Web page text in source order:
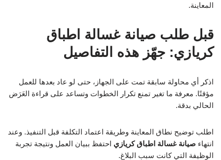
المعاينة.
قبل طلب صيانة غسالة اطباق
كريازي: جهّز هذه التفاصيل
اذكر أي محاولة سابقة تمت على الجهاز، حتى لو عاد بعدها للعمل
مؤقتًا. معرفة ما تغير تمنع تكرار الخطوات وتساعد على قراءة العَرَض
الحالي بدقة.
اطلب توضيح نطاق المعاينة وطريقة اعتماد التكلفة قبل التنفيذ. وعند
انتهاء صيانة غسالة اطباق كريازي احتفظ ببيان العمل ونتيجة تجربة
الوظيفة التي كانت سبب البلاغ.